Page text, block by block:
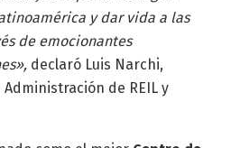
y dar vida a las
de emocionantes
declaró Luis Narchi,
de REIL y